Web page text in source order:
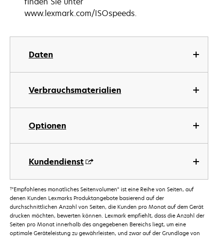
Daten
Verbrauchsmaterialien
Optionen
Kundendienst
www.lexmark.com/ISOspeeds.
†"Empfohlenes monatliches Seitenvolumen" ist eine Reihe von Seiten, auf
denen Kunden Lexmarks Produktangebote basierend auf der
durchschnittlichen Anzahl von Seiten, die Kunden pro Monat auf dem Gerät
drucken möchten, bewerten können. Lexmark empfiehlt, dass die Anzahl der
Seiten pro Monat innerhalb des angegebenen Bereichs liegt, um eine
optimale Geräteleistung zu gewährleisten, und zwar auf der Grundlage von